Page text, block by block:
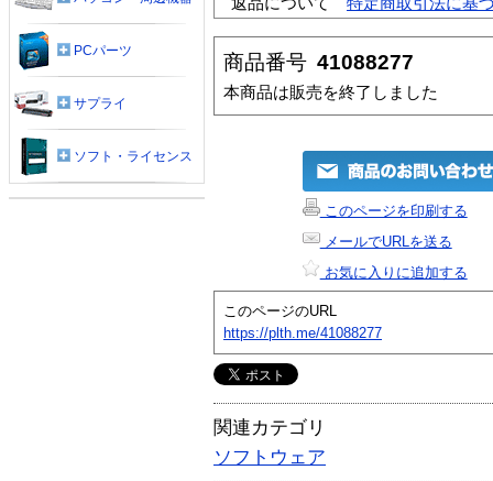
商品番号 41088277
本商品は販売を終了しました
このページを印刷する
メールでURLを送る
お気に入りに追加する
このページのURL
https://plth.me/41088277
関連カテゴリ
ソフトウェア
PCパーツ
サプライ
ソフト・ライセンス